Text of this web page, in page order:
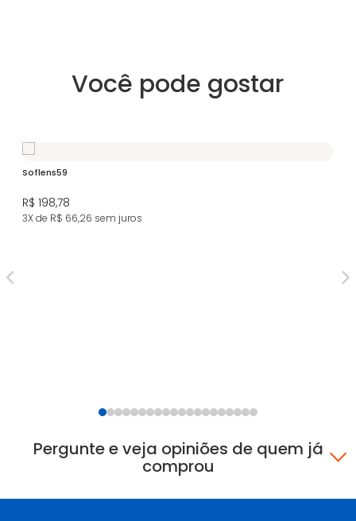
Você pode gostar
Soflens59
R$ 198,78
3X de R$ 66,26 sem juros
Pergunte e veja opiniões de quem já
comprou